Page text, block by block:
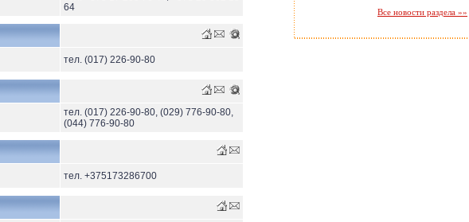
64
тел. (017) 226-90-80
тел. (017) 226-90-80, (029) 776-90-80,
(044) 776-90-80
тел. +375173286700
Все новости раздела »»